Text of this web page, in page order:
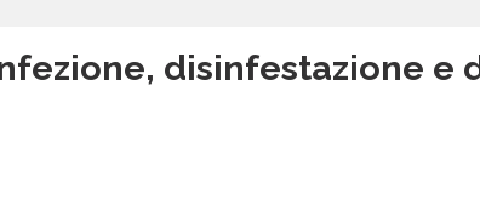
disinfestazione e